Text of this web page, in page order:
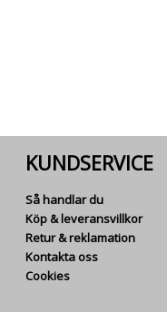
KUNDSERVICE
Så handlar du
Köp & leveransvillkor
Retur & reklamation
Kontakta oss
Cookies